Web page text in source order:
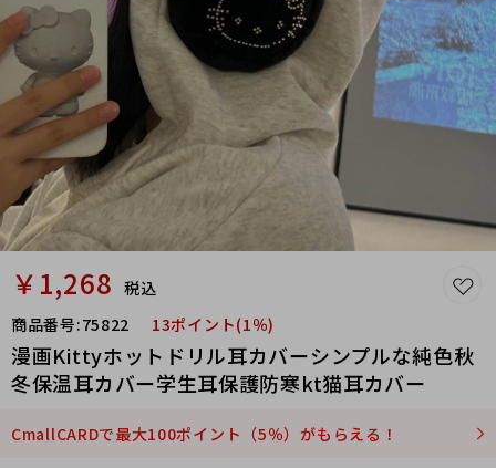
￥1,268 税込
商品番号:75822 13ポイント(1％)
漫画Kittyホットドリル耳カバーシンプルな純色秋
冬保温耳カバー学生耳保護防寒kt猫耳カバー
CmallCARDで最大100ポイント（5％）がもらえる！
本店支持开普票,专票
普票：三个税点 专票：十
三个税点
开发票的单请在付款前联